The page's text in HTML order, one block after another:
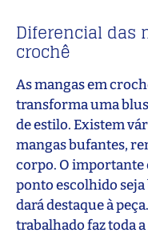
Diferencial das
crochê
As mangas em
transforma uma
de estilo. Existem
mangas bufantes,
corpo. O importante
ponto escolhido
dará destaque à
trabalhado faz toda